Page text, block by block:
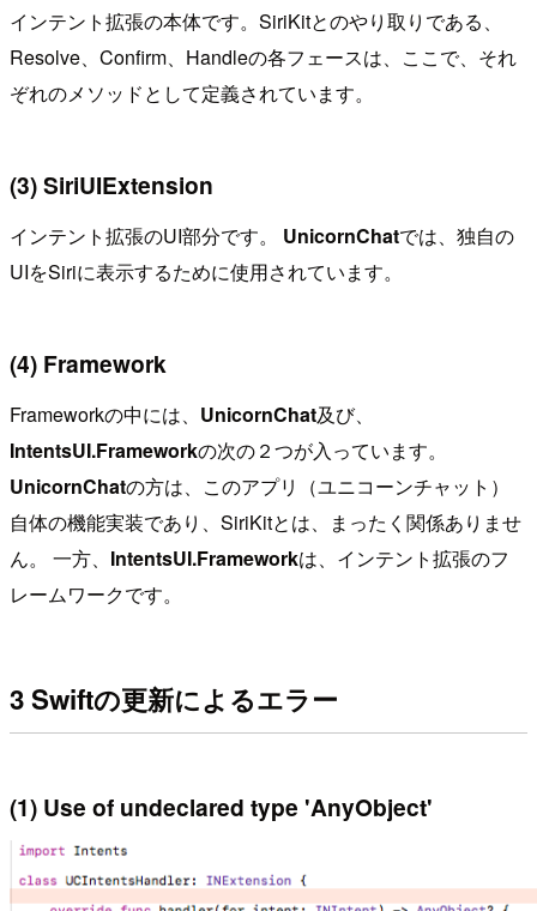
インテント拡張の本体です。SiriKitとのやり取りである、
Resolve、Confirm、Handleの各フェースは、ここで、それ
ぞれのメソッドとして定義されています。
(3) SiriUIExtension
インテント拡張のUI部分です。 UnicornChatでは、独自の
UIをSiriに表示するために使用されています。
(4) Framework
Frameworkの中には、 UnicornChat及び、
IntentsUI.Frameworkの次の２つが入っています。
UnicornChatの方は、このアプリ（ユニコーンチャット）
自体の機能実装であり、SiriKitとは、まったく関係ありませ
ん。 一方、 IntentsUI.Frameworkは、インテント拡張のフ
レームワークです。
3 Swiftの更新によるエラー
(1) Use of undeclared type 'AnyObject'